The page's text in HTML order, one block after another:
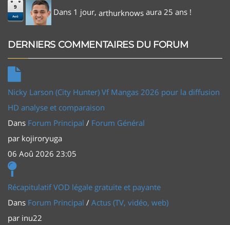
9
Aoû Dans 1 jour, arthurknows aura 25 ans !
DERNIERS COMMENTAIRES DU FORUM
Nicky Larson (City Hunter) Vf Mangas 2026 pour la diffusion
HD analyse et comparaison
Dans Forum Principal / Forum Général
par kojiroryuga
06 Aoû 2026 23:05
Récapitulatif VOD légale gratuite et payante
Dans Forum Principal / Actus (TV, vidéo, web)
par inu22